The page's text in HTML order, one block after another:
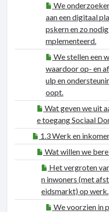
We
aan een digitaal
pskern en zo
mplementeerd.
We stellen een
waardoor op- en
ulp en
oopt.
Wat geven we uit
e toegang Sociaal
1.3 Werk en
Wat willen we
Het vergroten
n inwoners (met
eidsmarkt) op werk.
We voorzien in